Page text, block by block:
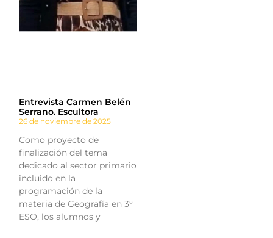
Entrevista Carmen Belén
Serrano. Escultora
26 de noviembre de 2025
Como proyecto de
finalización del tema
dedicado al sector primario
incluido en la
programación de la
materia de Geografía en 3°
ESO, los alumnos y